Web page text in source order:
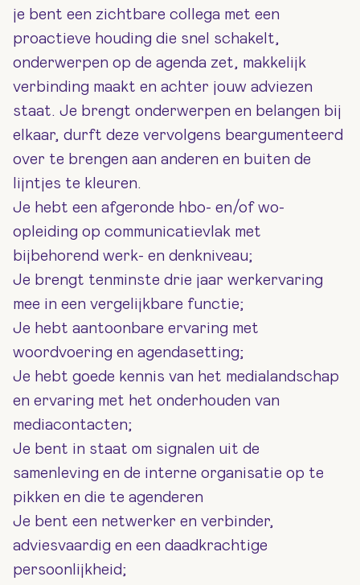
je bent een zichtbare collega met een
proactieve houding die snel schakelt,
onderwerpen op de agenda zet, makkelijk
verbinding maakt en achter jouw adviezen
staat. Je brengt onderwerpen en belangen bij
elkaar, durft deze vervolgens beargumenteerd
over te brengen aan anderen en buiten de
lijntjes te kleuren.
Je hebt een afgeronde hbo- en/of wo-
opleiding op communicatievlak met
bijbehorend werk- en denkniveau;
Je brengt tenminste drie jaar werkervaring
mee in een vergelijkbare functie;
Je hebt aantoonbare ervaring met
woordvoering en agendasetting;
Je hebt goede kennis van het medialandschap
en ervaring met het onderhouden van
mediacontacten;
Je bent in staat om signalen uit de
samenleving en de interne organisatie op te
pikken en die te agenderen
Je bent een netwerker en verbinder,
adviesvaardig en een daadkrachtige
persoonlijkheid;